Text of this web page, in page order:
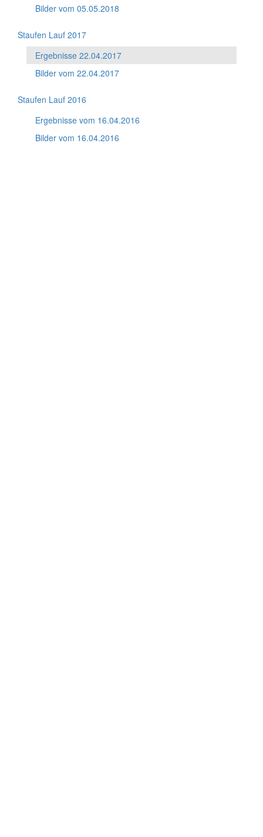
Bilder vom 05.05.2018
Staufen Lauf 2017
Ergebnisse 22.04.2017
Bilder vom 22.04.2017
Staufen Lauf 2016
Ergebnisse vom 16.04.2016
Bilder vom 16.04.2016